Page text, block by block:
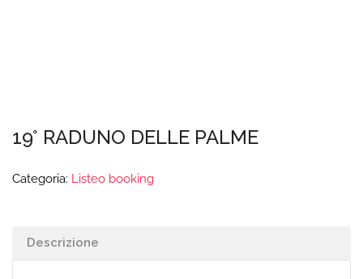
19° RADUNO DELLE PALME
Categoria: Listeo booking
Descrizione